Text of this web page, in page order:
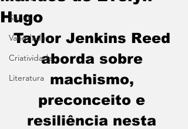
Séries
Variedades
Criatividade
Literatura
Hugo
Taylor Jenkins Reed
aborda sobre
machismo,
preconceito e
resiliência nesta